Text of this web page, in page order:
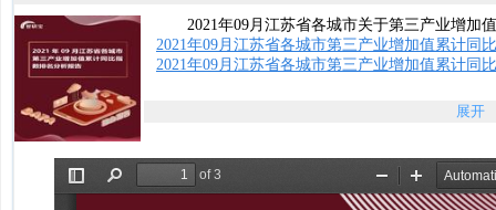
2021年09月江苏省各城市关于第三产业增
2021年09月江苏省各城市第三产业增加值累计同
2021年09月江苏省各城市第三产业增加值累计同
展开